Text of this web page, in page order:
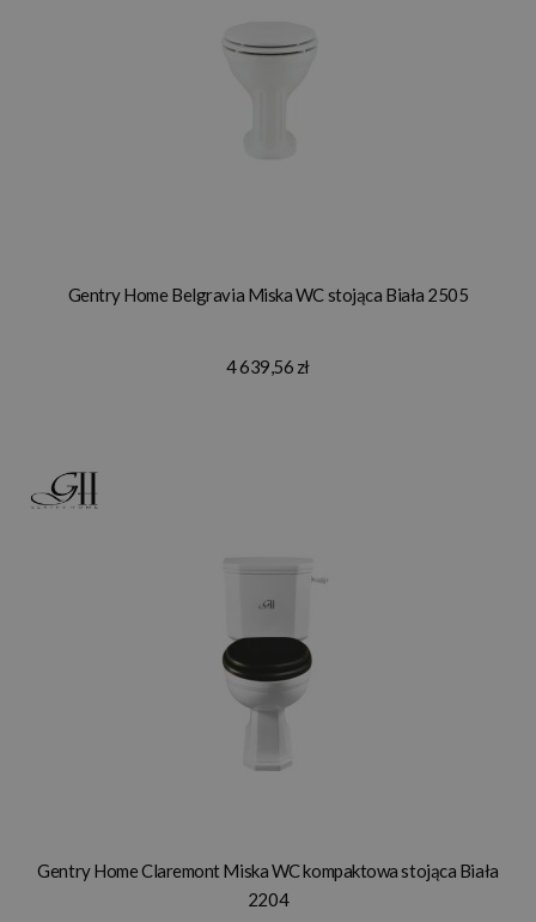
Gentry Home Belgravia Miska WC stojąca Biała 2505
4 639,56 zł
Gentry Home Claremont Miska WC kompaktowa stojąca Biała
2204